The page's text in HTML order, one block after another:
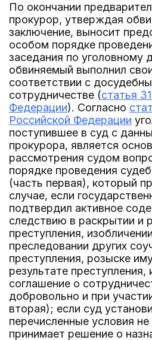
По окончании
прокурор, утверждая
заключение, выносит
особом порядке
заседания по уголовному
обвиняемый выполнил
соответствии с
сотрудничестве (статья
Федерации). Согласно
Российской Федерации
поступившее в суд с
прокурора, является
рассмотрения судом
порядке проведения
(часть первая), который
случае, если
подтвердил активное
следствию в раскрытии и
преступления,
преследовании других
преступления, розыске
результате
соглашение о
добровольно и при
вторая); если суд
перечисленные условия
принимает решение о